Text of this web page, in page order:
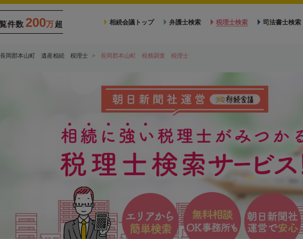
件数 200万超 相続会議トップ 弁護士検索 税理士検索 司法書士検索
長岡郡本山町 遺産相続 税理士 長岡郡本山町 税務調査 税理士